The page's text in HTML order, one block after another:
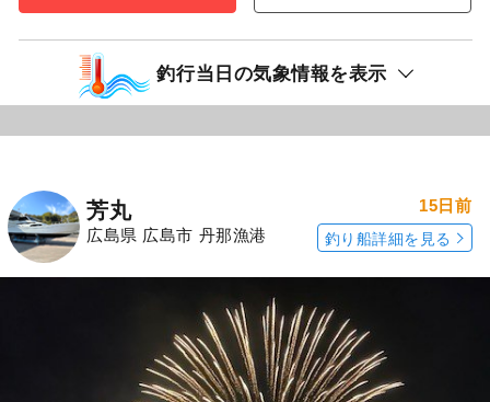
釣行当日の気象情報を表示
芳丸
広島県 広島市 丹那漁港
15日前
釣り船詳細を見る